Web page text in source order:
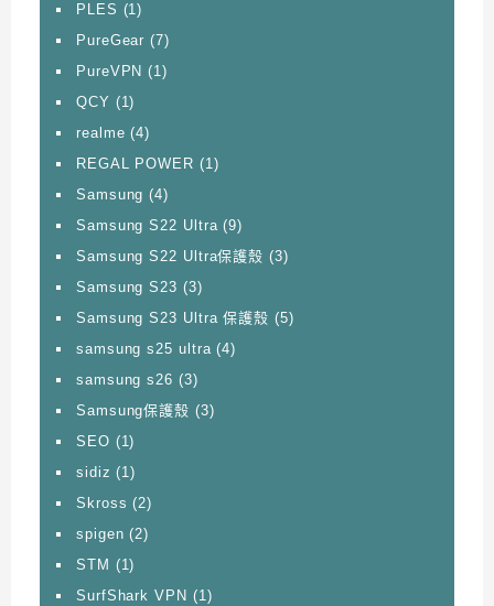
PLES (1)
PureGear (7)
PureVPN (1)
QCY (1)
realme (4)
REGAL POWER (1)
Samsung (4)
Samsung S22 Ultra(9)
Samsung S22 Ultra保護殼 (3)
Samsung S23 (3)
Samsung S23 Ultra 保護殼 (5)
samsung s25 ultra(4)
samsung s26 (3)
Samsung保護殼 (3)
SEO (1)
sidiz (1)
Skross (2)
spigen (2)
STM (1)
SurfShark VPN (1)